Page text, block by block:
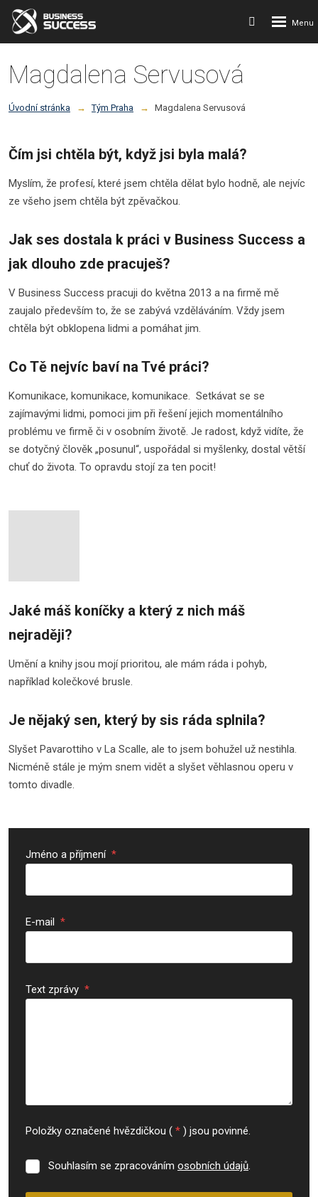
Vyhledávání
Rozbalení
Magdalena Servusová
Úvodní stránka Tým Praha Magdalena Servusová
Čím jsi chtěla být, když jsi byla malá?
Myslím, že profesí, které jsem chtěla dělat bylo hodně, ale nejvíc
ze všeho jsem chtěla být zpěvačkou.
Jak ses dostala k práci v Business Success a
jak dlouho zde pracuješ?
V Business Success pracuji do května 2013 a na firmě mě
zaujalo především to, že se zabývá vzděláváním. Vždy jsem
chtěla být obklopena lidmi a pomáhat jim.
Co Tě nejvíc baví na Tvé práci?
Komunikace, komunikace, komunikace. Setkávat se se
zajímavými lidmi, pomoci jim při řešení jejich momentálního
problému ve firmě či v osobním životě. Je radost, když vidíte, že
se dotyčný člověk „posunul“, uspořádal si myšlenky, dostal větší
chuť do života. To opravdu stojí za ten pocit!
Jaké máš koníčky a který z nich máš
nejraději?
Umění a knihy jsou mojí prioritou, ale mám ráda i pohyb,
například kolečkové brusle.
Je nějaký sen, který by sis ráda splnila?
Slyšet Pavarottiho v La Scalle, ale to jsem bohužel už nestihla.
Nicméně stále je mým snem vidět a slyšet věhlasnou operu v
tomto divadle.
Jméno a příjmení *
E-mail *
Text zprávy *
Položky označené hvězdičkou ( * ) jsou povinné.
Souhlasím
Souhlasím se zpracováním osobních údajů.